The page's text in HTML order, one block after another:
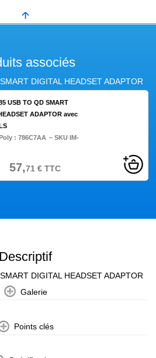
associés
DIGITAL HEADSET ADAPTOR
USB TO QD SMART
ADAPTOR avec
:786C7AA – SKU IM-
57,71 €TTC
Descriptif
DIGITAL HEADSET ADAPTOR
Galerie
Points clés